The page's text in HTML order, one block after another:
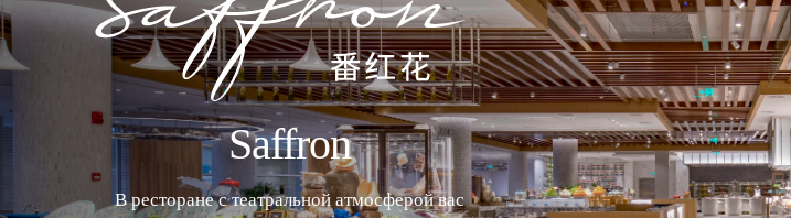
Saffron
В ресторане с театральной атмосферой вас